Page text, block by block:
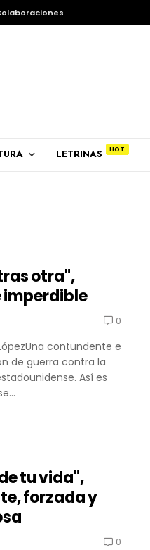
LETRINAS
otra",
0
contundente e
de guerra contra la
Así es
tu vida",
forzada y
0